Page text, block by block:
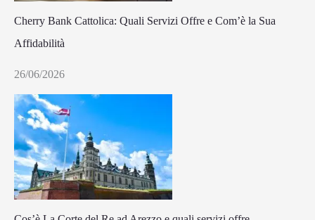
Cherry Bank Cattolica: Quali Servizi Offre e Com’è la Sua
Affidabilità
26/06/2026